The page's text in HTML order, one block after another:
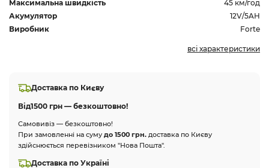
Максимальна швидкість
45 км/год
Акумулятор
12V/5AH
Виробник
Forte
всі характеристики
Доставка по Києву
Від1500 грн — безкоштовно!
Самовивіз — безкоштовно!
При замовленні на суму до 1500 грн. доставка по Києву
здійснюється перевізником "Нова Пошта".
Доставка по Україні